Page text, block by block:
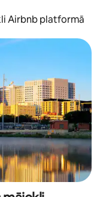
Airbnb platformā